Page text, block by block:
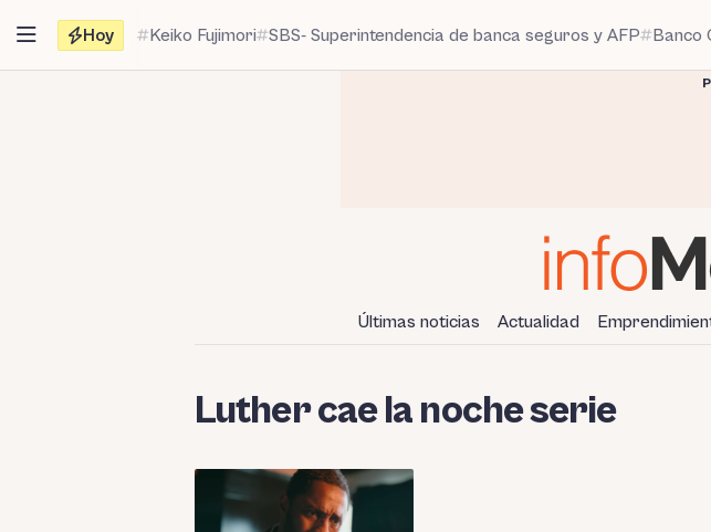
contenido
Hoy Keiko Fujimori SBS- Superintendencia de banca seguros y AFP Banco
Últimas noticias Actualidad
Luther cae la noche serie